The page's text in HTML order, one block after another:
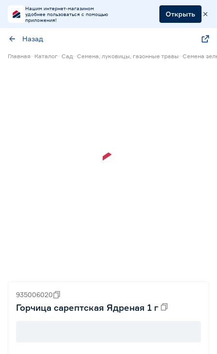
Нашим интернет-магазином
удобнее пользоваться с помощью
приложения!
Открыть
Назад
Главная Каталог Сад Семена, луковицы, газонные травы Семена
935006020
Горчица сарептская Ядреная 1 г